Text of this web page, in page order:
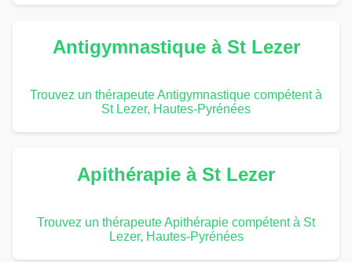
Antigymnastique à St Lezer
Trouvez un thérapeute Antigymnastique compétent à
St Lezer, Hautes-Pyrénées
Apithérapie à St Lezer
Trouvez un thérapeute Apithérapie compétent à St
Lezer, Hautes-Pyrénées